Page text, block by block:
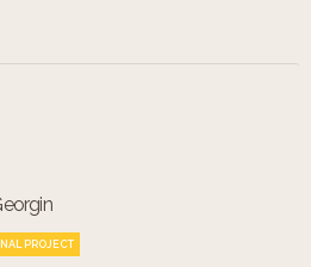
élèves présentent
de leurs
déplacements, de
PROJECT